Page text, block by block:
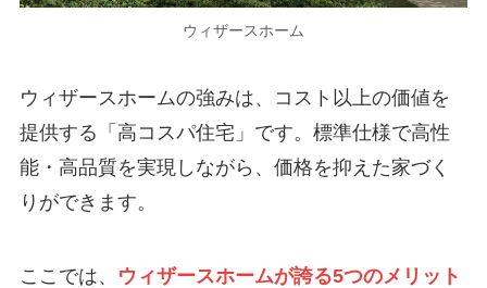
ウィザースホーム
ウィザースホームの強みは、コスト以上の価値を
提供する「高コスパ住宅」です。標準仕様で高性
能・高品質を実現しながら、価格を抑えた家づく
りができます。
ここでは、
ウィザースホームが誇る5つのメリット